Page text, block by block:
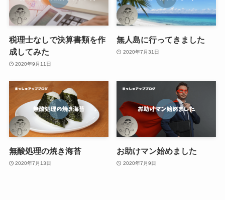
税理士なしで決算書類を作
成してみた
2020年9月11日
無人島に行ってきました
2020年7月31日
無酸処理の焼き海苔
2020年7月13日
お助けマン始めました
2020年7月9日